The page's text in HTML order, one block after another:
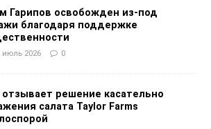
Гарипов освобожден из-под
благодаря поддержке
июль 2026 0
отзывает решение касательно
салата Taylor Farms